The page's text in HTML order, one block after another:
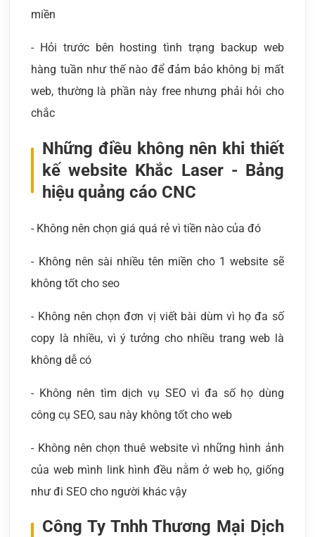
miền
- Hỏi trước bên hosting tình trạng backup web
hàng tuần như thế nào để đảm bảo không bị mất
web, thường là phần này free nhưng phải hỏi cho
chắc
Những điều không nên khi thiết
kế website Khắc Laser - Bảng
hiệu quảng cáo CNC
- Không nên chọn giá quá rẻ vì tiền nào của đó
- Không nên sài nhiều tên miền cho 1 website sẽ
không tốt cho seo
- Không nên chọn đơn vị viết bài dùm vì họ đa số
copy là nhiều, vì ý tưởng cho nhiều trang web là
không dễ có
- Không nên tìm dịch vụ SEO vì đa số họ dùng
công cụ SEO, sau này không tốt cho web
- Không nên chọn thuê website vì những hình ảnh
của web mình link hình đều nằm ở web họ, giống
như đi SEO cho người khác vậy
Công Ty Tnhh Thương Mại Dịch